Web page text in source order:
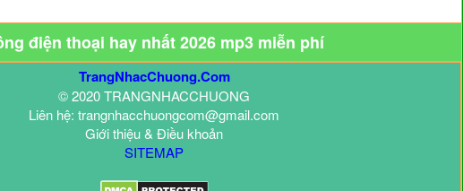
điện thoại hay nhất 2026 mp3 miễn phí
TrangNhacChuong.Com
© 2020 TRANGNHACCHUONG
Liên hệ: trangnhacchuongcom@gmail.com
Giới thiệu & Điều khoản
SITEMAP